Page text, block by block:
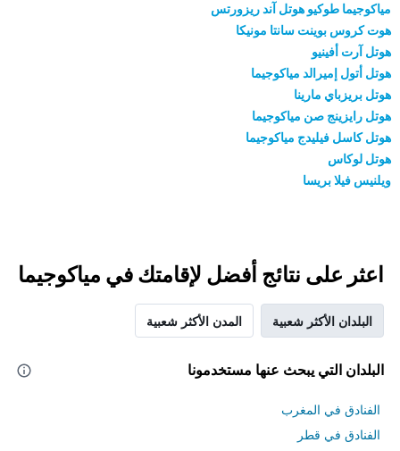
مياكوجيما طوكيو هوتل آند ريزورتس
هوت كروس بوينت سانتا مونيكا
هوتل آرت أفينيو
هوتل أتول إميرالد مياكوجيما
هوتل بريزباي مارينا
هوتل رايزينج صن مياكوجيما
هوتل كاسل فيليدج مياكوجيما
هوتل لوكاس
ويلنيس فيلا بريسا
اعثر على نتائج أفضل لإقامتك في مياكوجيما
البلدان الأكثر شعبية المدن الأكثر شعبية
البلدان التي يبحث عنها مستخدمونا
الفنادق في المغرب
الفنادق في قطر